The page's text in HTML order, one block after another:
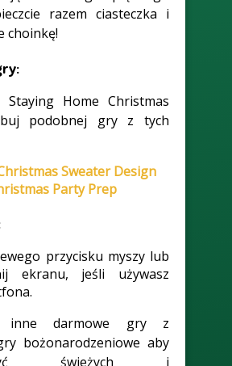
razem ciasteczka i
choinkę!
Staying Home Christmas
podobnej gry z tych
Sweater Design
Party Prep
przycisku myszy lub
ekranu, jeśli używasz
inne darmowe gry z
bożonarodzeniowe aby
świeżych i